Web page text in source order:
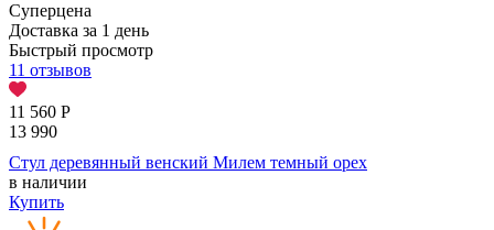
Суперцена
Доставка за 1 день
Быстрый просмотр
11 отзывов
11 560 Р
13 990
Стул деревянный венский Милем темный орех
в наличии
Купить